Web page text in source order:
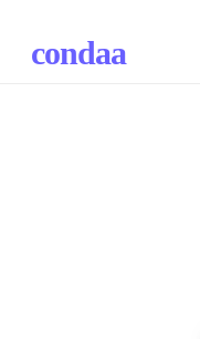
condaa